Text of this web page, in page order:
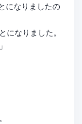
になりましたの
になりました。